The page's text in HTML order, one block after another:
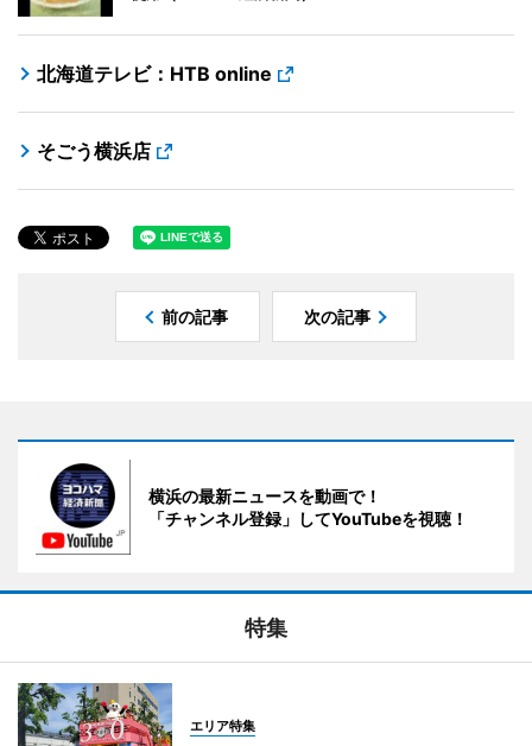
北海道テレビ：HTB online
そごう横浜店
前の記事 次の記事
横浜の最新ニュースを動画で！
「チャンネル登録」してYouTubeを視聴！
特集
エリア特集